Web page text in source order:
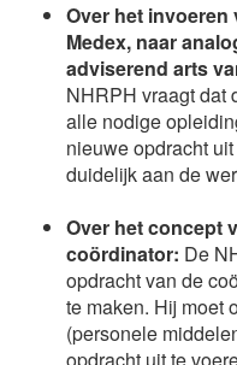
Over het
Medex, naar
adviserend arts
NHRPH vraagt dat
alle nodige
nieuwe opdracht
duidelijk aan de
Over het concept
coördinator: De
opdracht van de
te maken. Hij moet
(personele